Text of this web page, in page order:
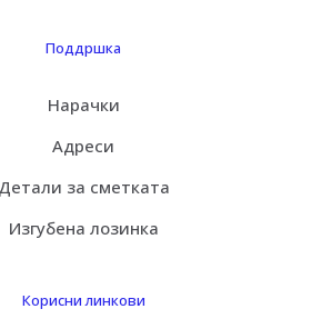
Поддршка
Нарачки
Адреси
Детали за сметката
Изгубена лозинка
Корисни линкови